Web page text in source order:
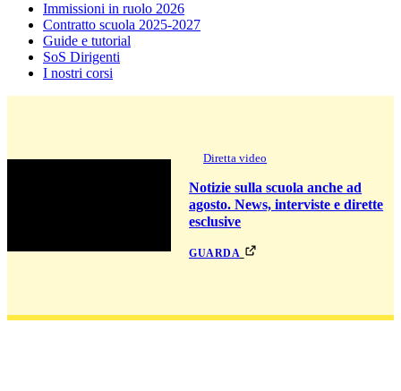
Immissioni in ruolo 2026
Contratto scuola 2025-2027
Guide e tutorial
SoS Dirigenti
I nostri corsi
Diretta video
Notizie sulla scuola anche ad
agosto. News, interviste e dirette
esclusive
guarda